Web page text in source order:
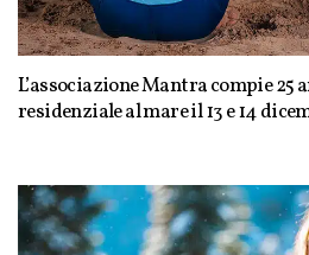
L’associazione Mantra compie 25
residenziale al mare il 13 e 14